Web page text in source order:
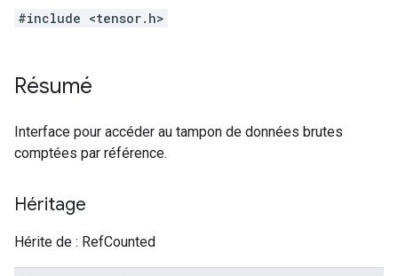
#include <tensor.h>
Résumé
Interface pour accéder au tampon de données brutes
comptées par référence.
Héritage
Hérite de : RefCounted